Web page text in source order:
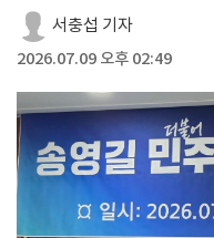
서충섭 기자
2026.07.09 오후 02:49